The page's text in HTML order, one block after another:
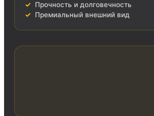
Прочность и долговечность
Премиальный внешний вид